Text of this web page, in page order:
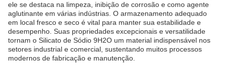
ele se destaca na limpeza, inibição de corrosão e como agente
aglutinante em várias indústrias. O armazenamento adequado
em local fresco e seco é vital para manter sua estabilidade e
desempenho. Suas propriedades excepcionais e versatilidade
tornam o Silicato de Sódio 9H2O um material indispensável nos
setores industrial e comercial, sustentando muitos processos
modernos de fabricação e manutenção.